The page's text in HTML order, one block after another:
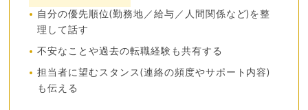
自分の優先順位(勤務地／給与／人間関係など)を整
理して話す
不安なことや過去の転職経験も共有する
担当者に望むスタンス(連絡の頻度やサポート内容)
も伝える